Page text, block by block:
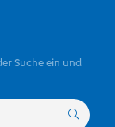
Suche ein und